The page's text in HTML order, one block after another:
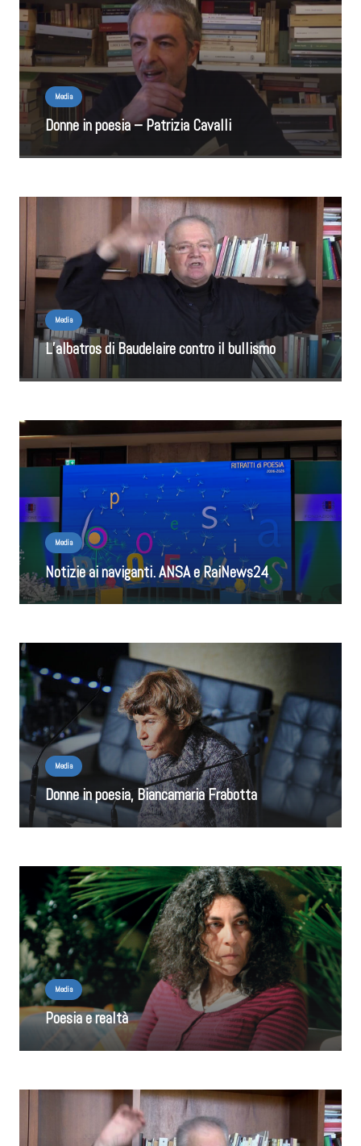
Media
Donne in poesia – Patrizia Cavalli
Media
L’albatros di Baudelaire contro il bullismo
Media
Notizie ai naviganti. ANSA e RaiNews24
Media
Donne in poesia, Biancamaria Frabotta
Media
Poesia e realtà